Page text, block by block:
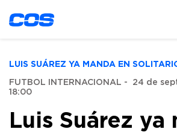
LUIS SUÁREZ YA MANDA EN
FUTBOL INTERNACIONAL - 24 de
18:00
Luis Suárez ya